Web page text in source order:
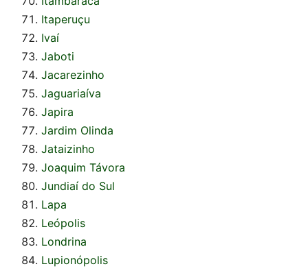
Itaperuçu
Ivaí
Jaboti
Jacarezinho
Jaguariaíva
Japira
Jardim Olinda
Jataizinho
Joaquim Távora
Jundiaí do Sul
Lapa
Leópolis
Londrina
Lupionópolis